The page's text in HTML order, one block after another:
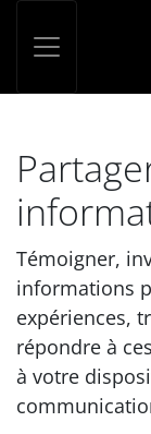
Témoigner,
informations
expériences,
répondre à
à votre
Panneau de